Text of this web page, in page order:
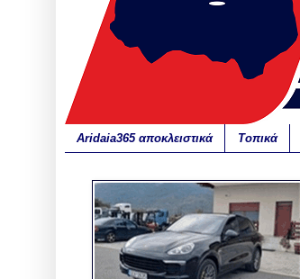
Aridaia365 αποκλειστικά Τοπικά